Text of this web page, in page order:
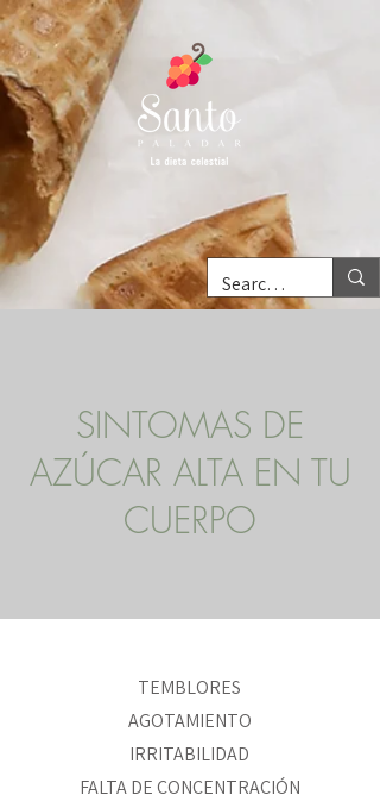
SINTOMAS DE
AZÚCAR ALTA EN TU
CUERPO
TEMBLORES
AGOTAMIENTO
IRRITABILIDAD
FALTA DE CONCENTRACIÓN